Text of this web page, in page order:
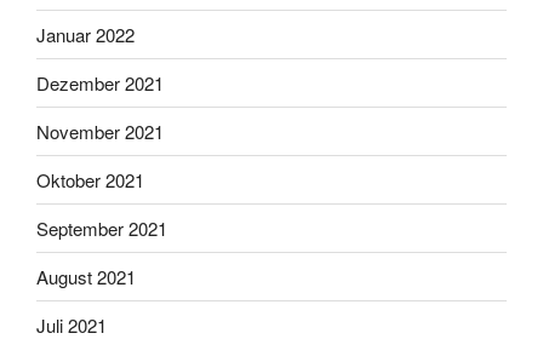
Januar 2022
Dezember 2021
November 2021
Oktober 2021
September 2021
August 2021
Juli 2021